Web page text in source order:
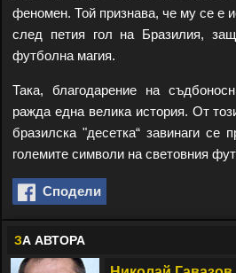
феномен. Той признава, че му се е
след петия гол на Бразилия,
футболна магия.
Така, благодарение на
ражда една велика история. От
бразилска "десетка“ завинаги се
големите символи на световния
Сподели
ЗА АВТОРА